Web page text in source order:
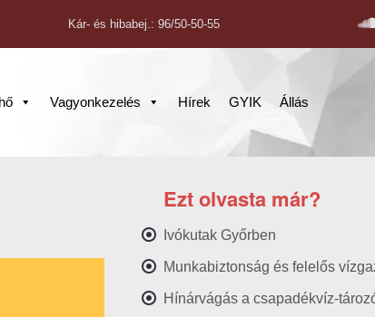
Kár- és hibabej.: 96/50-50-55
Vagyonkezelés Hírek GYIK Állás
Ezt olvasta már?
Ivókutak Győrben
Munkabiztonság és felelős
Hínárvágás a csapadékvíz-